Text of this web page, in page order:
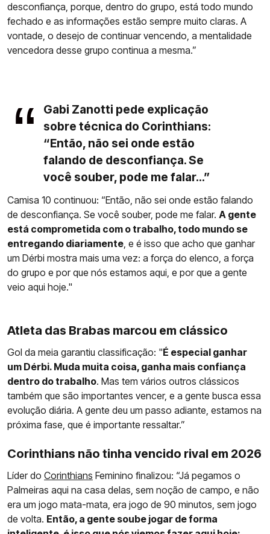
desconfiança, porque, dentro do grupo, está todo mundo
fechado e as informações estão sempre muito claras. A
vontade, o desejo de continuar vencendo, a mentalidade
vencedora desse grupo continua a mesma.”
Gabi Zanotti pede explicação
sobre técnica do Corinthians:
“Então, não sei onde estão
falando de desconfiança. Se
você souber, pode me falar...”
Camisa 10 continuou: “Então, não sei onde estão falando
de desconfiança. Se você souber, pode me falar. A gente
está comprometida com o trabalho, todo mundo se
entregando diariamente, e é isso que acho que ganhar
um Dérbi mostra mais uma vez: a força do elenco, a força
do grupo e por que nós estamos aqui, e por que a gente
veio aqui hoje."
Atleta das Brabas marcou em clássico
Gol da meia garantiu classificação: "É especial ganhar
um Dérbi. Muda muita coisa, ganha mais confiança
dentro do trabalho. Mas tem vários outros clássicos
também que são importantes vencer, e a gente busca essa
evolução diária. A gente deu um passo adiante, estamos na
próxima fase, que é importante ressaltar.”
Corinthians não tinha vencido rival em 2026
Líder do Corinthians Feminino finalizou: “Já pegamos o
Palmeiras aqui na casa delas, sem noção de campo, e não
era um jogo mata-mata, era jogo de 90 minutos, sem jogo
de volta. Então, a gente soube jogar de forma